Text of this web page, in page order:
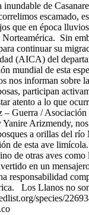
de
escamado,
que en época
Sin
continuar su
(AICA) del
de esta
nos informan
participan
a lo que
Guerra /
Arizmendy,
a orillas
de esta ave
de otras aves
en un
Los Llanos no
species/